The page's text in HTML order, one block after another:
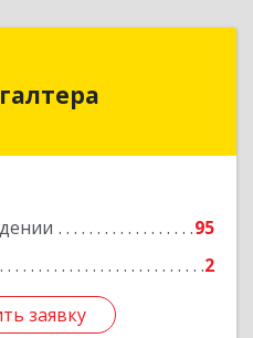
95
2
заявку
Подробнее
заявку